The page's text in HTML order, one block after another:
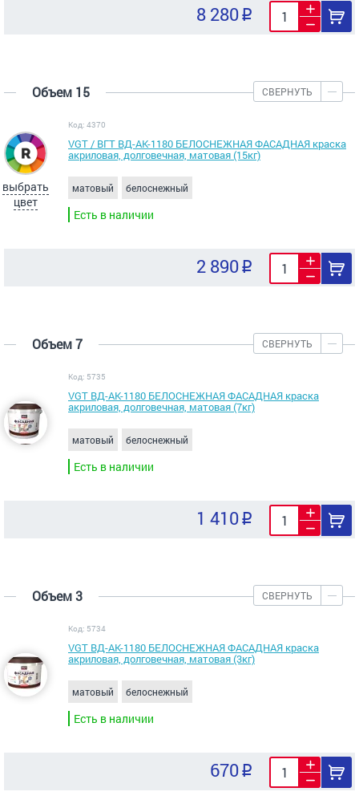
8 280
Объем 15 СВЕРНУТЬ
выбрать
цвет
Код: 4370
VGT / ВГТ ВД-АК-1180 БЕЛОСНЕЖНАЯ ФАСАДНАЯ краска
акриловая, долговечная, матовая (15кг)
матовый белоснежный
Есть в наличии
2 890
Объем 7 СВЕРНУТЬ
Код: 5735
VGT ВД-АК-1180 БЕЛОСНЕЖНАЯ ФАСАДНАЯ краска
акриловая, долговечная, матовая (7кг)
матовый белоснежный
Есть в наличии
1 410
Объем 3 СВЕРНУТЬ
Код: 5734
VGT ВД-АК-1180 БЕЛОСНЕЖНАЯ ФАСАДНАЯ краска
акриловая, долговечная, матовая (3кг)
матовый белоснежный
Есть в наличии
670